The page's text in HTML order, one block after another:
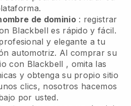
de dominio: registrar
Blackbell es rápido y fácil.
y elegante a tu
automotriz. Al comprar su
con Blackbell , omita las
y obtenga su propio sitio
clics, nosotros hacemos
por usted.